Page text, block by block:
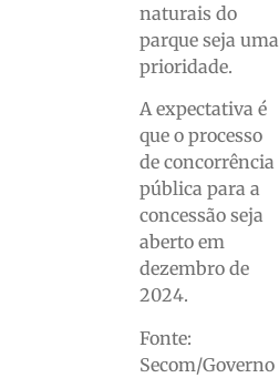
naturais do
parque seja uma
prioridade.
A expectativa é
que o processo
de concorrência
pública para a
concessão seja
aberto em
dezembro de
2024.
Fonte:
Secom/Governo